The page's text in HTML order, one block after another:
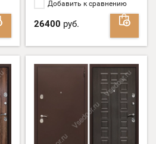
Добавить к сравнению
26400 руб.